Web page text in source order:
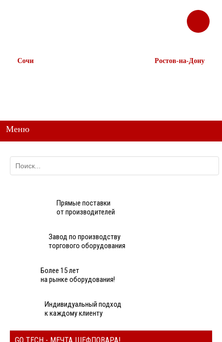
Сочи
ЗАКАЗАТЬ
ЗВОНОК
Ростов-на-Дону
Меню
Прямые поставки
от производителей
Завод по производству
торгового оборудования
Более 15 лет
на рынке оборудования!
Индивидуальный подход
к каждому клиенту